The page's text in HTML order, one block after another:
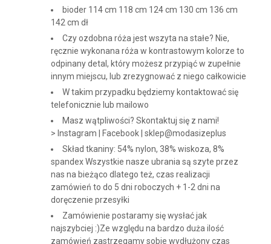
bioder 114 cm 118 cm 124 cm 130 cm 136 cm
142 cm dł
Czy ozdobna róża jest wszyta na stałe? Nie,
ręcznie wykonana róża w kontrastowym kolorze to
odpinany detal, który możesz przypiąć w zupełnie
innym miejscu, lub zrezygnować z niego całkowicie
W takim przypadku będziemy kontaktować się
telefonicznie lub mailowo
Masz wątpliwości? Skontaktuj się z nami!
> Instagram | Facebook | sklep@modasizeplus
Skład tkaniny: 54% nylon, 38% wiskoza, 8%
spandex Wszystkie nasze ubrania są szyte przez
nas na bieżąco dlatego też, czas realizacji
zamówień to do 5 dni roboczych + 1-2 dni na
doręczenie przesyłki
Zamówienie postaramy się wysłać jak
najszybciej :)Ze względu na bardzo duża ilość
zamówień zastrzegamy sobie wydłużony czas